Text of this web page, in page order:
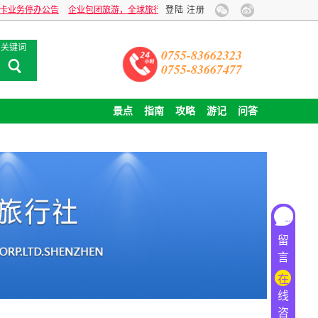
登陆 注册
公告 企业包团旅游，全球旅行贴心定制！
关键词
0755-83662323
0755-83667477
问答
游记
攻略
指南
景点
留
言
在
线
咨